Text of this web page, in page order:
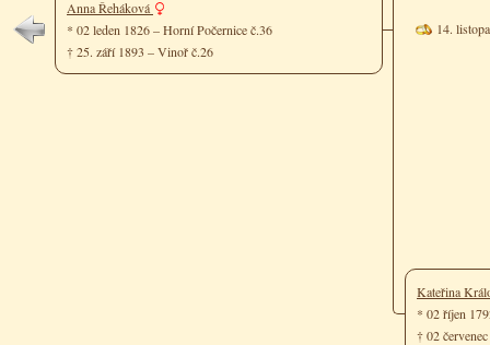
Anna Řeháková
* 02 leden 1826 – Horní Počernice č.36
† 25. září 1893 – Vinoř č.26
14.
Kateřina
* 02 říjen
† 02